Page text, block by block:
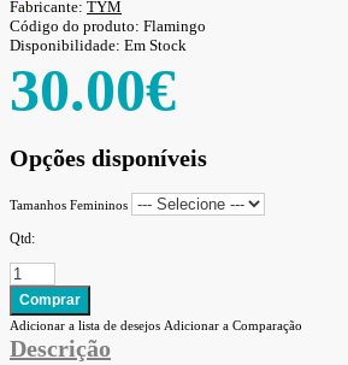
Fabricante: TYM
Código do produto: Flamingo
Disponibilidade: Em Stock
30.00€
Opções disponíveis
Tamanhos Femininos
Qtd:
Adicionar a lista de desejos Adicionar a Comparação
Descrição